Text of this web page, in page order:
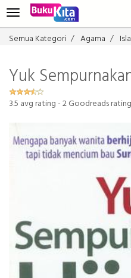
Semua Kategori Agama
Yuk
3.5 avg rating -2Goodreads